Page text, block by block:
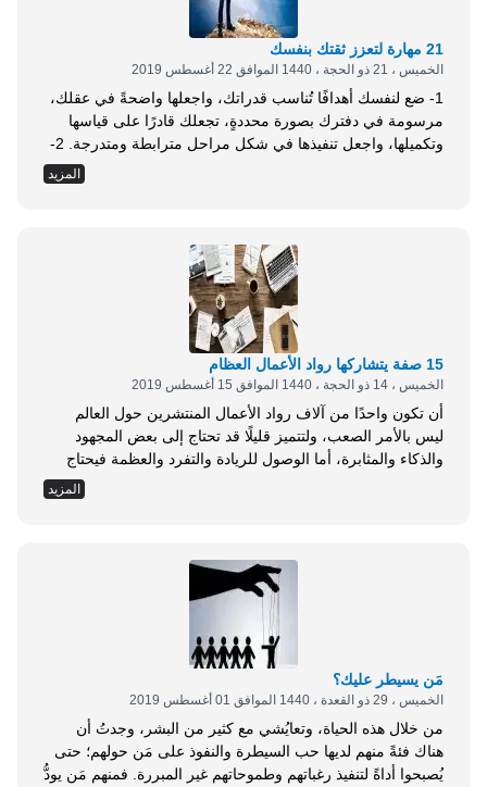
21 مهارة لتعزز ثقتك بنفسك
الخميس ، 21 ذو الحجة ، 1440 الموافق 22 أغسطس 2019
1- ضع لنفسك أهدافًا تُناسب قدراتك، واجعلها واضحةً في عقلك،
مرسومة في دفترك بصورة محددةٍ، تجعلك قادرًا على قياسها
وتكميلها، واجعل تنفيذها في شكل مراحل مترابطة ومتدرجة. 2-
كن ذكيًّا في تنفيذ أهدافك؛ من خلال تحديد عدد من الاستراتيجيات
لتحقيق كل هدف، وقُم باختيار أفضل الاستراتيجيات وأكثرها
حتى تستطيع تجاوُزَ الإحباط، وتتجنَّبَ الوقوع في مصيدة الغضب
التي تَزيدك بُعدًا عن أهدافك. 4- سيطِر على اليوم بالتخطيط، وقُم
بتنفيذ الأعمال التي وضعتَها في قائمة الأهداف اليومية، وتذكَّر
المزيد
15 صفة يتشاركها رواد الأعمال العظام
الخميس ، 14 ذو الحجة ، 1440 الموافق 15 أغسطس 2019
أن تكون واحدًا من آلاف رواد الأعمال المنتشرين حول العالم
ليس بالأمر الصعب، ولتتميز قليلًا قد تحتاج إلى بعض المجهود
والذكاء والمثابرة، أما الوصول للريادة والتفرد والعظمة فيحتاج
إلى هذه الإمكانيات السابقة، بالإضافة إلى عدد من الصفات التي
3- الشفافية. 4- النزاهة. 5- الإلهام: عليك أن تكون ملهمًا
لموظفيك في الوقت ذاته الذي تكون فيه قادرًا على قبول الإلهام
من الآخرين. 6- الشغف: الشغف بما تفعله هو أهم سبل الإصرار
المزيد
مَن يسيطر عليك؟
الخميس ، 29 ذو القعدة ، 1440 الموافق 01 أغسطس 2019
من خلال هذه الحياة، وتعايُشي مع كثير من البشر، وجدتُ أن
هناك فئةً منهم لديها حب السيطرة والنفوذ على مَن حولهم؛ حتى
يُصبحوا أداةً لتنفيذ رغباتهم وطموحاتهم غير المبررة. فمنهم مَن يودُّ